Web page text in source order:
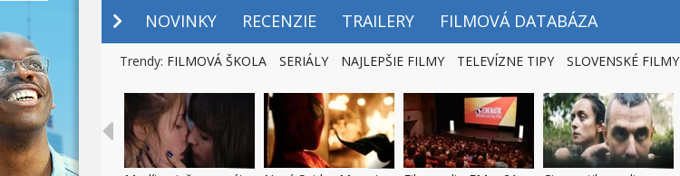
NOVINKY RECENZIE TRAILERY FILMOVÁ DATABÁZA
Trendy: FILMOVÁ ŠKOLA SERIÁLY NAJLEPŠIE FILMY TELEVÍZNE TIPY SLOVENSKÉ FILMY